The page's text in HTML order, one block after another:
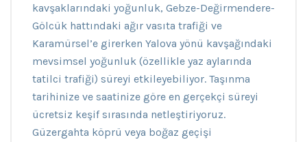
kavşaklarındaki yoğunluk, Gebze-Değirmendere-
Gölcük hattındaki ağır vasıta trafiği ve
Karamürsel’e girerken Yalova yönü kavşağındaki
mevsimsel yoğunluk (özellikle yaz aylarında
tatilci trafiği) süreyi etkileyebiliyor. Taşınma
tarihinize ve saatinize göre en gerçekçi süreyi
ücretsiz keşif sırasında netleştiriyoruz.
Güzergahta köprü veya boğaz geçişi